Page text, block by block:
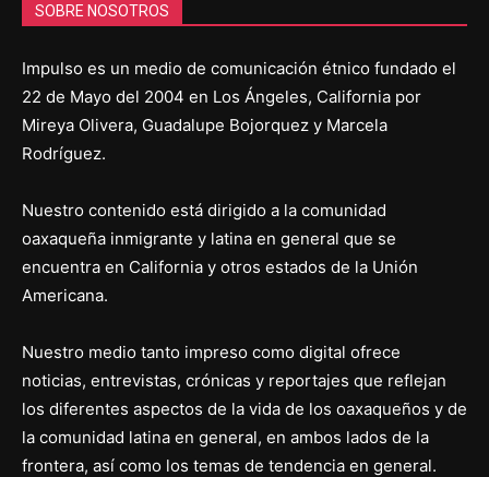
SOBRE NOSOTROS
Impulso es un medio de comunicación étnico fundado el
22 de Mayo del 2004 en Los Ángeles, California por
Mireya Olivera, Guadalupe Bojorquez y Marcela
Rodríguez.
Nuestro contenido está dirigido a la comunidad
oaxaqueña inmigrante y latina en general que se
encuentra en California y otros estados de la Unión
Americana.
Nuestro medio tanto impreso como digital ofrece
noticias, entrevistas, crónicas y reportajes que reflejan
los diferentes aspectos de la vida de los oaxaqueños y de
la comunidad latina en general, en ambos lados de la
frontera, así como los temas de tendencia en general.